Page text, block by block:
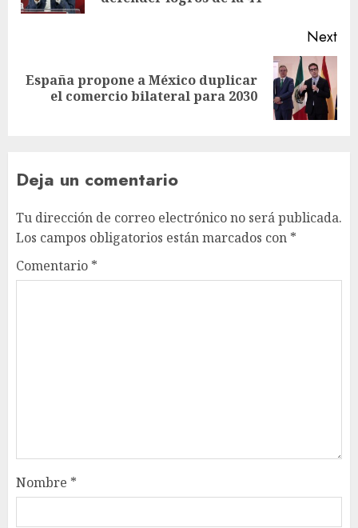
Next
España propone a México duplicar
el comercio bilateral para 2030
Deja un comentario
Tu dirección de correo electrónico no será publicada.
Los campos obligatorios están marcados con *
Comentario *
Nombre *